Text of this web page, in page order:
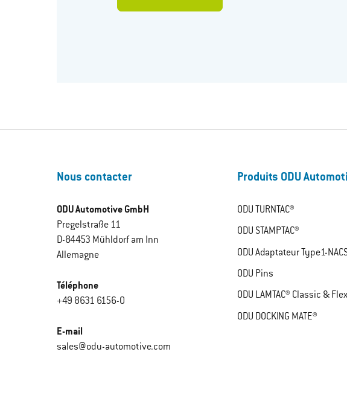
Nous contacter
ODU Automotive GmbH
Pregelstraße 11
D-84453 Mühldorf am Inn
Allemagne
Téléphone
+49 8631 6156-0
E-mail
sales@odu-automotive.com
Produits ODU
ODU TURNTAC®
ODU STAMPTAC®
ODU Adaptateur Type1-
ODU Pins
ODU LAMTAC® Classic & Flex
ODU DOCKING MATE®